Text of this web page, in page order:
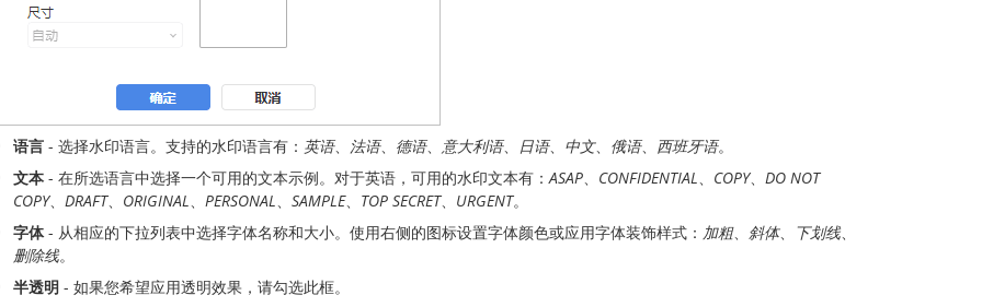
语言 - 选择水印语言。支持的水印语言有： 英语、 法语、 德语、 意大利语、 日语、 中文、 俄语、 西班牙语。
文本 - 在所选语言中选择一个可用的文本示例。对于英语，可用的水印文本有：ASAP、 CONFIDENTIAL、 COPY、 DO NOT
COPY、 DRAFT、 ORIGINAL、 PERSONAL、 SAMPLE、 TOP SECRET、 URGENT。
字体- 从相应的下拉列表中选择字体名称和大小。使用右侧的图标设置字体颜色或应用字体装饰样式： 加粗、 斜体、 下划线、
删除线。
半透明 - 如果您希望应用透明效果，请勾选此框。